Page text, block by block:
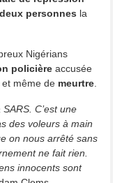
personnes la
Nigérians
policière accusée
et même de meurtre
C’est une
des voleurs à main
on nous arrêté sans
ne fait rien.
innocents sont